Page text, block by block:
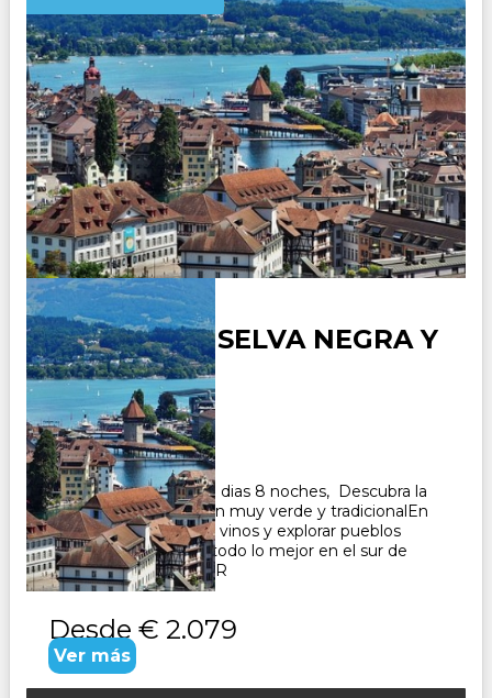
ALEMANIA - SELVA NEGRA Y
ALSACIA
Duración:
8Días7Noches
Paquete Turistico de 9 dias 8 noches, Descubra la
Selva Negra, una región muy verde y tradicionalEn
Alsacia podrá degustar vinos y explorar pueblos
pintorescos. Conozca todo lo mejor en el sur de
Alemania CONSULTAR
Desde € 2.079
Ver más